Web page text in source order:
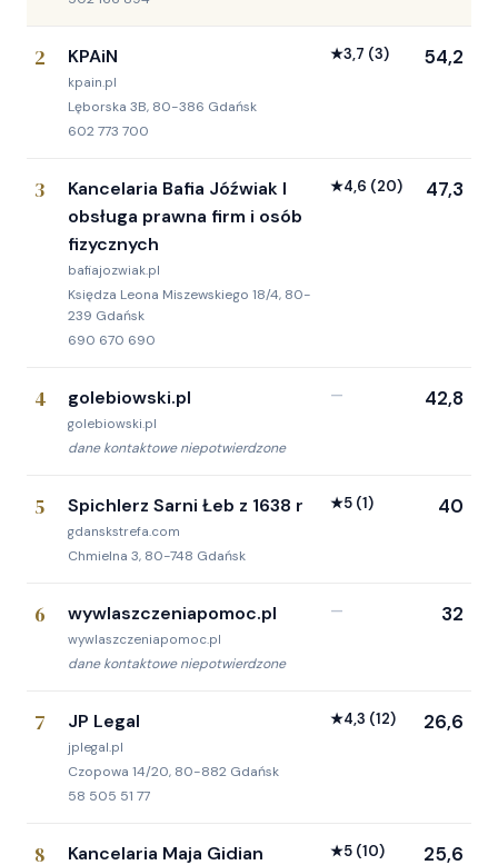
2 KPAiN
kpain.pl
Lęborska 3B, 80-386 Gdańsk
602 773 700
★3,7 (3) 54,2
3
Kancelaria Bafia Jóźwiak I
obsługa prawna firm i osób
fizycznych
bafiajozwiak.pl
Księdza Leona Miszewskiego 18/4, 80-
239 Gdańsk
690 670 690
★4,6 (20) 47,3
4 golebiowski.pl
golebiowski.pl
dane kontaktowe niepotwierdzone
— 42,8
5 Spichlerz Sarni Łeb z 1638 r
gdanskstrefa.com
Chmielna 3, 80-748 Gdańsk
★5 (1) 40
6 wywlaszczeniapomoc.pl
wywlaszczeniapomoc.pl
dane kontaktowe niepotwierdzone
— 32
7 JP Legal
jplegal.pl
Czopowa 14/20, 80-882 Gdańsk
58 505 51 77
★4,3 (12) 26,6
8 Kancelaria Maja Gidian ★5 (10) 25,6